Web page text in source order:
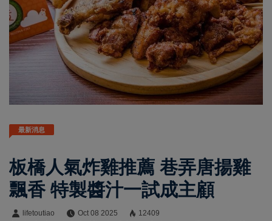
最新消息
板橋人氣炸雞推薦 巷弄唐揚雞
飄香 特製醬汁一試成主顧
lifetoutiao Oct 08 2025 12409